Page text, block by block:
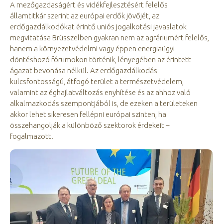
A mezőgazdaságért és vidékfejlesztésért felelős
államtitkár szerint az európai erdők jövőjét, az
erdőgazdálkodókat érintő uniós jogalkotási javaslatok
megvitatása Brüsszelben gyakran nem az agráriumért felelős,
hanem a környezetvédelmi vagy éppen energiaügyi
döntéshozó fórumokon történik, lényegében az érintett
ágazat bevonása nélkül. Az erdőgazdálkodás
kulcsfontosságú, átfogó terület a természetvédelem,
valamint az éghajlatváltozás enyhítése és az ahhoz való
alkalmazkodás szempontjából is, de ezeken a területeken
akkor lehet sikeresen fellépni európai szinten, ha
összehangolják a különböző szektorok érdekeit –
fogalmazott.